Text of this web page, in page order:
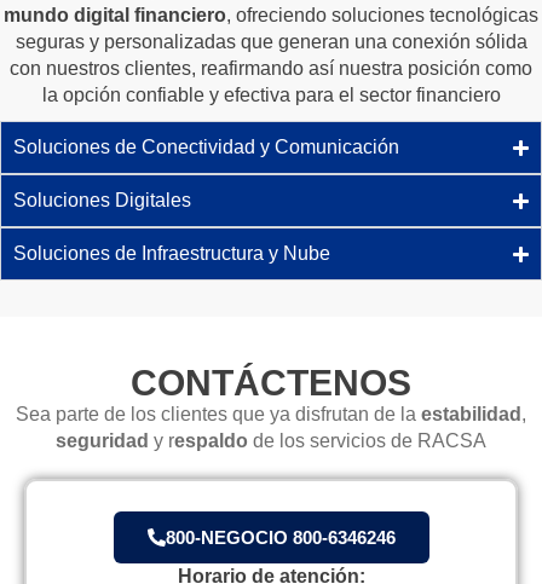
mundo digital financiero, ofreciendo soluciones tecnológicas
seguras y personalizadas que generan una conexión sólida
con nuestros clientes, reafirmando así nuestra posición como
la opción confiable y efectiva para el sector financiero
Soluciones de Conectividad y Comunicación
Soluciones Digitales
Soluciones de Infraestructura y Nube
CONTÁCTENOS
Sea parte de los clientes que ya disfrutan de la estabilidad ,
seguridad y respaldo de los servicios de RACSA
800-NEGOCIO 800-6346246
Horario de atención: